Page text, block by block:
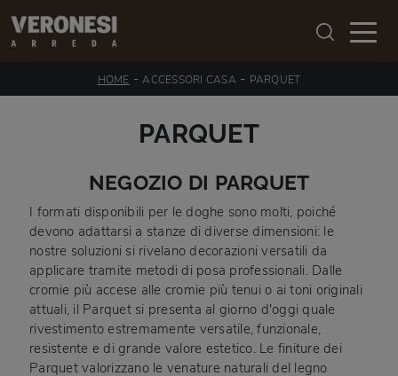
HOME -ACCESSORI CASA - PARQUET
PARQUET
NEGOZIO DI PARQUET
I formati disponibili per le doghe sono molti, poiché
devono adattarsi a stanze di diverse dimensioni: le
nostre soluzioni si rivelano decorazioni versatili da
applicare tramite metodi di posa professionali. Dalle
cromie più accese alle cromie più tenui o ai toni originali
attuali, il Parquet si presenta al giorno d'oggi quale
rivestimento estremamente versatile, funzionale,
resistente e di grande valore estetico. Le finiture dei
Parquet valorizzano le venature naturali del legno